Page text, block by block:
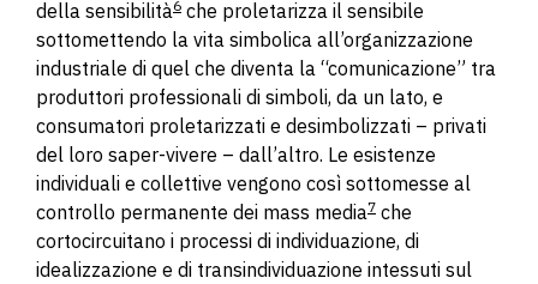
della sensibilità6 che proletarizza il sensibile
sottomettendo la vita simbolica all’organizzazione
industriale di quel che diventa la “comunicazione” tra
produttori professionali di simboli, da un lato, e
consumatori proletarizzati e desimbolizzati – privati
del loro saper-vivere – dall’altro. Le esistenze
individuali e collettive vengono così sottomesse al
controllo permanente dei mass media7 che
cortocircuitano i processi di individuazione, di
idealizzazione e di transindividuazione intessuti sul